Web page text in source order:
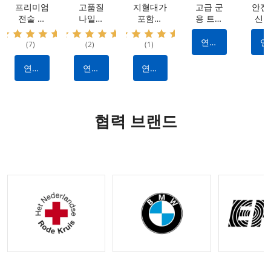
프리미엄
전술 키
트: 방수
나일론
소재, 휴
대용 및
다용도 |
수락
(7)
연락
하다
고품질
나일론
IFAK 전
술 키트:
출혈을
멈추기
위한 필
장비
(2)
연락
하다
지혈대가
포함된
전문가급
외상 응
급처치
키트: 출
혈 제어
일론 전
술 장비
(1)
연락
하다
고급 군
용 트라
우마 키
트: 방수
소재 |
연락
하다
안전
신
효율
출
어
연
하
협력 브랜드